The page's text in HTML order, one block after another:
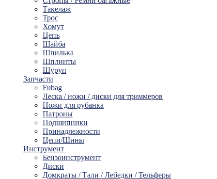
Такелaж
Трос
Хомут
Цепь
Шайбa
Шпилька
Шплинты
Шуруп
Запчасти
Fubag
Леска / ножи / диски для триммеров
Ножи для рубанка
Патроны
Подшипники
Принадлежности
Цепи/Шины
Инструмент
Бензоинструмент
Диски
Домкраты / Тали / Лебедки / Тельферы